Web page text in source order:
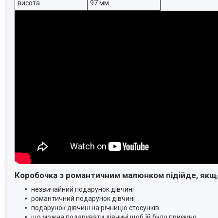
висота
97 мм
Коробочка з романтичним малюнком підійде,
незвичайний подарунок дівчині
романтичний подарунок дівчині
подарунок дівчині на річницю стосунків